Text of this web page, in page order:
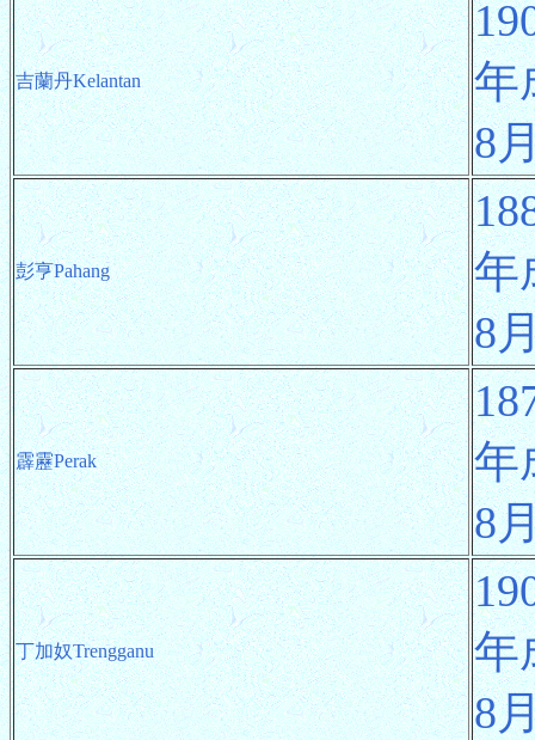
吉蘭丹Kelantan
年
8
彭亨Pahang
年
8
霹靂Perak
年
8
丁加奴Trengganu
年
8